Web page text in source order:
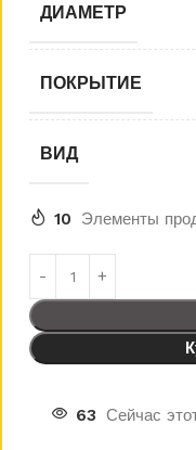
ДИАМЕТР
ПОКРЫТИЕ
ВИД
10 Элементы
63 Сейчас